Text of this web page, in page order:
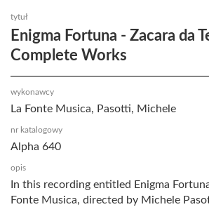
tytuł
Enigma Fortuna - Zacara da
Complete Works
wykonawcy
La Fonte Musica, Pasotti, Michele
nr katalogowy
Alpha 640
opis
In this recording entitled Enigma
Fonte Musica, directed by Michele